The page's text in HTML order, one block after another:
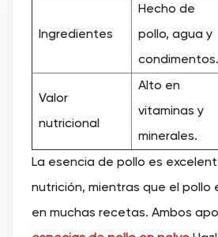
Ingredientes
Hecho de
pollo, agua y
condimentos.
Valor
nutricional
Alto en
vitaminas y
minerales.
La esencia de pollo es
nutrición, mientras que el pollo
en muchas recetas. Ambos